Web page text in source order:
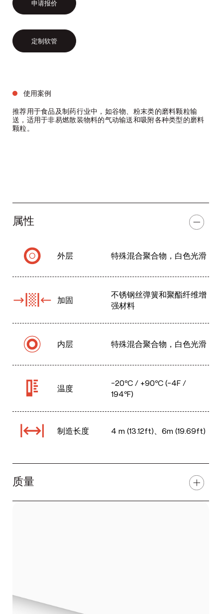
申请报价
定制软管
使用案例
推荐用于食品及制药行业中，如谷物、粉末类的磨料颗粒输
送，适用于非易燃散装物料的气动输送和吸附各种类型的磨料
颗粒。
属性
外层 特殊混合聚合物，白色光滑
加固
不锈钢丝弹簧和聚酯纤维增
强材料
内层 特殊混合聚合物，白色光滑
温度
-20ºC / +90ºC (-4F /
194ºF)
制造长度 4 m (13.12ft)、6m (19.69ft)
质量